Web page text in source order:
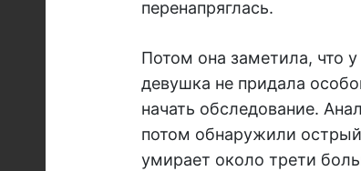
перенапряглась.
Потом она заметила, что
девушка не придала
начать обследование.
потом обнаружили
умирает около трети